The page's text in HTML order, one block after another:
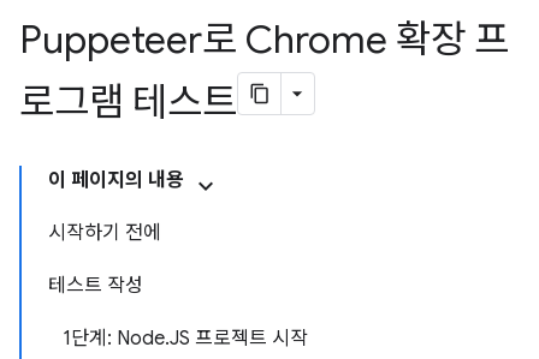
Puppeteer로 Chrome 확장 프
로그램 테스트
이 페이지의 내용
시작하기 전에
테스트 작성
1단계: Node.JS 프로젝트 시작